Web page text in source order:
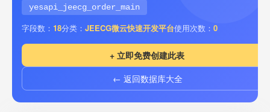
流量 剩余接口流量
套餐
yesapi_jeecg_order_main
字段数： 18分类： JEECG微云快速开发平台使用次数： 0
+ 立即免费创建此表
← 返回数据库大全